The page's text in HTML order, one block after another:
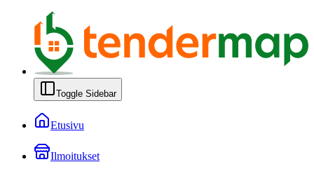
Toggle Sidebar
Etusivu
Ilmoitukset